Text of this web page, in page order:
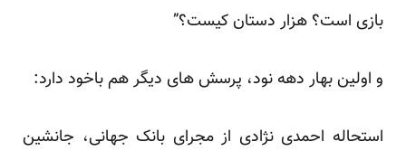
بازی است؟ هزار دستان کیست؟”
و اولین بهار دهه نود، پرسش های دیگر هم باخود دارد:
استحاله احمدی نژادی از مجرای بانک جهانی، جانشین